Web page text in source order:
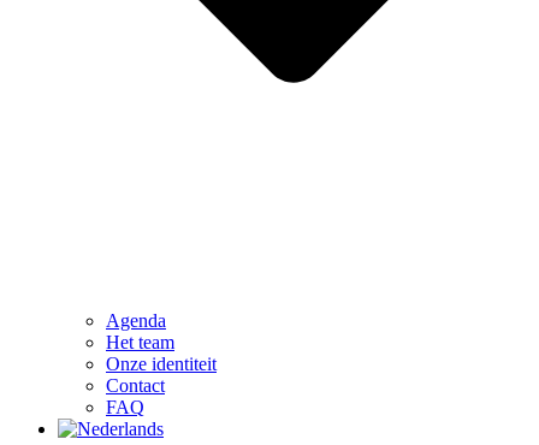
Agenda
Het team
Onze identiteit
Contact
FAQ